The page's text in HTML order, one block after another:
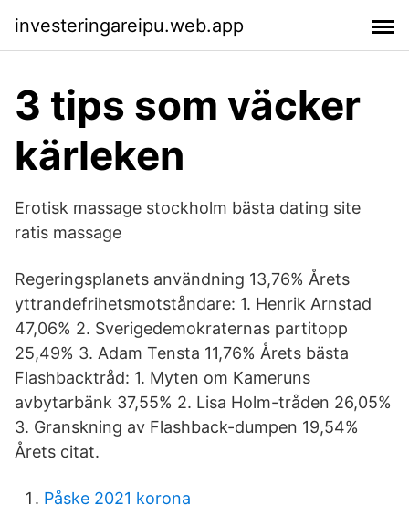
investeringareipu.web.app
3 tips som väcker
kärleken
Erotisk massage stockholm bästa dating site
ratis massage
Regeringsplanets användning 13,76% Årets
yttrandefrihetsmotståndare: 1. Henrik Arnstad
47,06% 2. Sverigedemokraternas partitopp
25,49% 3. Adam Tensta 11,76% Årets bästa
Flashbacktråd: 1. Myten om Kameruns
avbytarbänk 37,55% 2. Lisa Holm-tråden 26,05%
3. Granskning av Flashback-dumpen 19,54%
Årets citat.
Påske 2021 korona